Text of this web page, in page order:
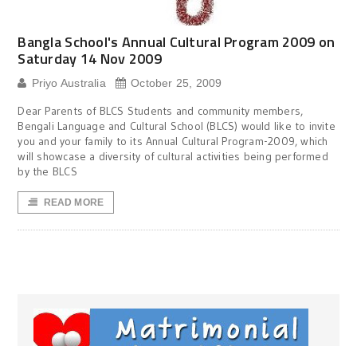
Bangla School's Annual Cultural Program 2009 on
Saturday 14 Nov 2009
Priyo Australia October 25, 2009
Dear Parents of BLCS Students and community members,
Bengali Language and Cultural School (BLCS) would like to invite
you and your family to its Annual Cultural Program-2009, which
will showcase a diversity of cultural activities being performed
by the BLCS
READ MORE